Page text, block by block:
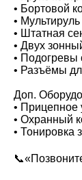
• Бортовой
• Мультируль
• Штатная
• Двух
• Подогревы
• Разъёмы
Доп.
• Прицепное
• Охранный
• Тонировка